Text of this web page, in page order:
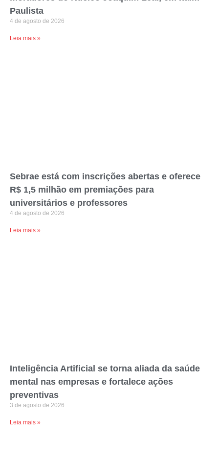
Paulista
4 de agosto de 2026
Leia mais »
Sebrae está com inscrições abertas e oferece
R$ 1,5 milhão em premiações para
universitários e professores
4 de agosto de 2026
Leia mais »
Inteligência Artificial se torna aliada da saúde
mental nas empresas e fortalece ações
preventivas
3 de agosto de 2026
Leia mais »